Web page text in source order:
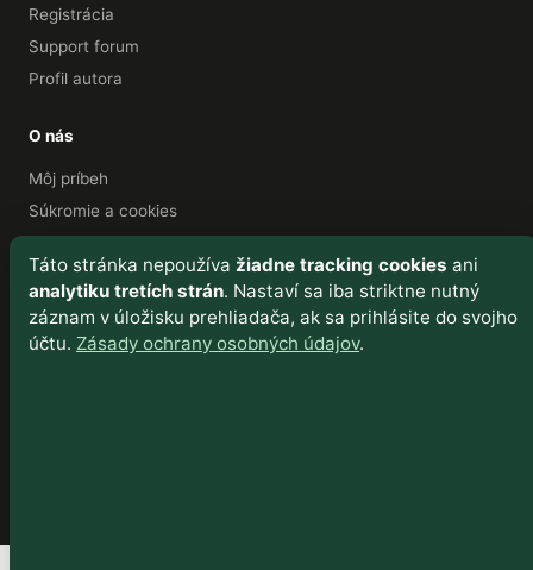
Registrácia
Support forum
Profil autora
O nás
Môj príbeh
Súkromie a cookies
Sitemap
Kontakt
Táto stránka nepoužíva žiadne tracking cookies ani
analytiku tretích strán. Nastaví sa iba striktne nutný
záznam v úložisku prehliadača, ak sa prihlásite do svojho
účtu. Zásady ochrany osobných údajov.